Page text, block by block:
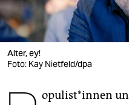
shop
fragen & hilfe
unterstützen
Alter, ey!
Foto: Kay Nietfeld/dpa
o­pu­lis­t*in­nen